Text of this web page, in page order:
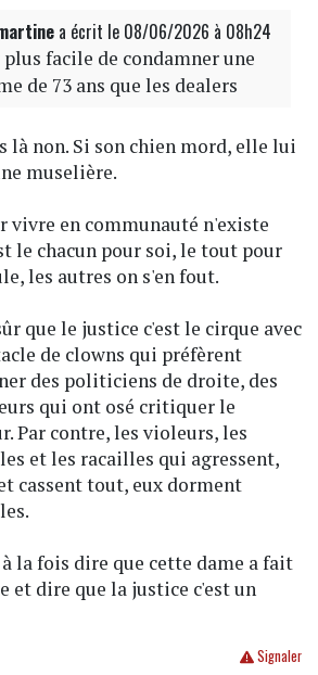
a écrit le 08/06/2026 à 08h24
plus facile de condamner une
de 73 ans que les dealers
là non. Si son chien mord, elle lui
muselière.
vivre en communauté n'existe
le chacun pour soi, le tout pour
les autres on s'en fout.
que le justice c'est le cirque avec
de clowns qui préfèrent
des politiciens de droite, des
qui ont osé critiquer le
Par contre, les violeurs, les
et les racailles qui agressent,
cassent tout, eux dorment
la fois dire que cette dame a fait
et dire que la justice c'est un
Signaler